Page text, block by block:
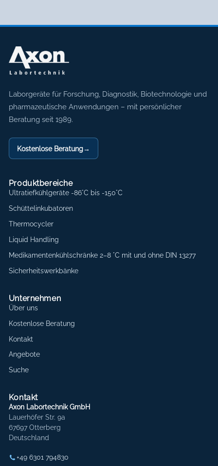
Axon Labortechnik
Laborgeräte für Forschung, Diagnostik, Biotechnologie und
pharmazeutische Anwendungen – mit persönlicher
Beratung seit 1989.
Kostenlose Beratung→
Produktbereiche
Ultratiefkühlgeräte -86°C bis -150°C
Schüttelinkubatoren
Thermocycler
Liquid Handling
Medikamentenkühlschränke 2–8 °C mit und ohne DIN 13277
Sicherheitswerkbänke
Unternehmen
Über uns
Kostenlose Beratung
Kontakt
Angebote
Suche
Kontakt
Axon Labortechnik GmbH
Lauerhöfer Str. 9a
67697 Otterberg
Deutschland
+49 6301 794830